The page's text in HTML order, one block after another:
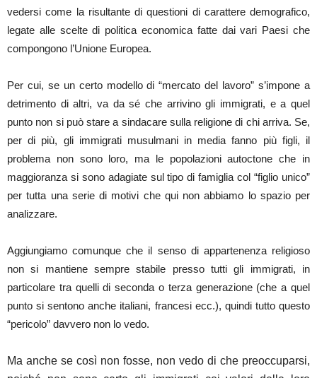
vedersi come la risultante di questioni di carattere demografico,
legate alle scelte di politica economica fatte dai vari Paesi che
compongono l’Unione Europea.
Per cui, se un certo modello di “mercato del lavoro” s’impone a
detrimento di altri, va da sé che arrivino gli immigrati, e a quel
punto non si può stare a sindacare sulla religione di chi arriva. Se,
per di più, gli immigrati musulmani in media fanno più figli, il
problema non sono loro, ma le popolazioni autoctone che in
maggioranza si sono adagiate sul tipo di famiglia col “figlio unico”
per tutta una serie di motivi che qui non abbiamo lo spazio per
analizzare.
Aggiungiamo comunque che il senso di appartenenza religioso
non si mantiene sempre stabile presso tutti gli immigrati, in
particolare tra quelli di seconda o terza generazione (che a quel
punto si sentono anche italiani, francesi ecc.), quindi tutto questo
“pericolo” davvero non lo vedo.
Ma anche se così non fosse, non vedo di che preoccuparsi,